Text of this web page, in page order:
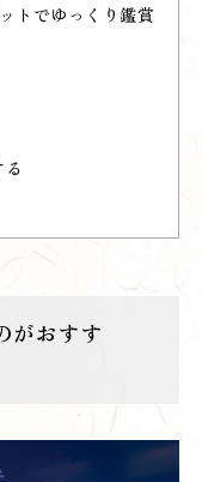
トでゆっくり鑑賞
がおすす